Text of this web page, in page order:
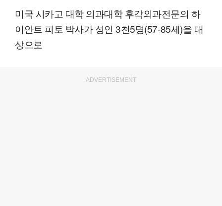
미국 시카고 대학 의과대학 후각외과전문의 하
이안트 피토 박사가 성인 3천5명(57-85세)을 대
상으로
ADVERTISEMENT